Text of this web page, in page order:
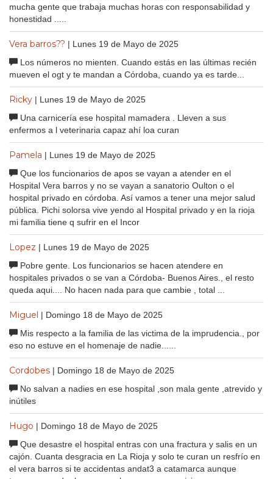
mucha gente que trabaja muchas horas con responsabilidad y
honestidad .....
Vera barros?? | Lunes 19 de Mayo de 2025
Los números no mienten. Cuando estás en las últimas recién
mueven el ogt y te mandan a Córdoba, cuando ya es tarde...
Ricky | Lunes 19 de Mayo de 2025
Una carnicería ese hospital mamadera . Lleven a sus
enfermos a l veterinaria capaz ahí loa curan
Pamela | Lunes 19 de Mayo de 2025
Que los funcionarios de apos se vayan a atender en el
Hospital Vera barros y no se vayan a sanatorio Oulton o el
hospital privado en córdoba. Así vamos a tener una mejor salud
pública. Pichi solorsa vive yendo al Hospital privado y en la rioja
mi familia tiene q sufrir en el Incor
Lopez | Lunes 19 de Mayo de 2025
Pobre gente. Los funcionarios se hacen atendere en
hospitales privados o se van a Córdoba- Buenos Aires., el resto
queda aqui.... No hacen nada para que cambie , total ...
Miguel | Domingo 18 de Mayo de 2025
Mis respecto a la familia de las victima de la imprudencia., por
eso no estuve en el homenaje de nadie......
Cordobes | Domingo 18 de Mayo de 2025
No salvan a nadies en ese hospital ,son mala gente ,atrevido y
inútiles
Hugo | Domingo 18 de Mayo de 2025
Que desastre el hospital entras con una fractura y salis en un
cajón. Cuanta desgracia en La Rioja y solo te curan un resfrío en
el vera barros si te accidentas andat3 a catamarca aunque